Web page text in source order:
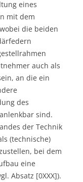
eines
mit dem
die beiden
auch als
an die ein
des
sind.
der Technik
(technische)
bei dem
eine
Absatz [0XXX]).